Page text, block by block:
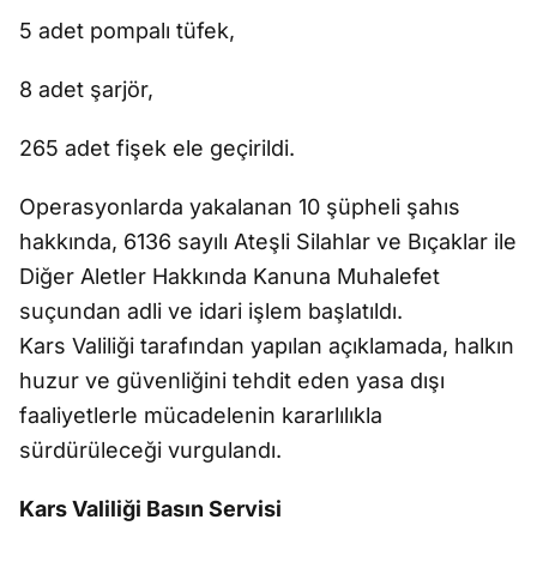
5 adet pompalı tüfek,
8 adet şarjör,
265 adet fişek ele geçirildi.
Operasyonlarda yakalanan 10 şüpheli şahıs
hakkında, 6136 sayılı Ateşli Silahlar ve Bıçaklar ile
Diğer Aletler Hakkında Kanuna Muhalefet
suçundan adli ve idari işlem başlatıldı.
Kars Valiliği tarafından yapılan açıklamada, halkın
huzur ve güvenliğini tehdit eden yasa dışı
faaliyetlerle mücadelenin kararlılıkla
sürdürüleceği vurgulandı.
Kars Valiliği Basın Servisi